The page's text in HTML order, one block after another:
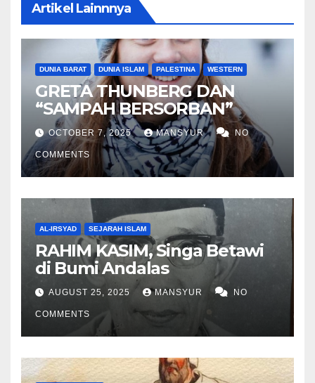
Artikel Lainnnya
DUNIA BARAT DUNIA ISLAM PALESTINA WESTERN
GRETA THUNBERG DAN
“SAMPAH BERSORBAN”
OCTOBER 7, 2025 MANSYUR NO
COMMENTS
AL-IRSYAD SEJARAH ISLAM
RAHIM KASIM, Singa Betawi
di Bumi Andalas
AUGUST 25, 2025 MANSYUR NO
COMMENTS